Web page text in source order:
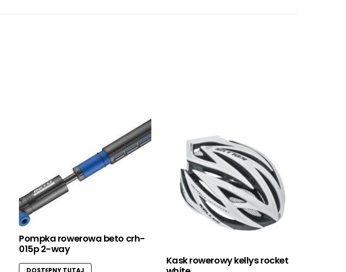
Pompka rowerowa beto crh-
015p 2-way
Kask rowerowy kellys rocket